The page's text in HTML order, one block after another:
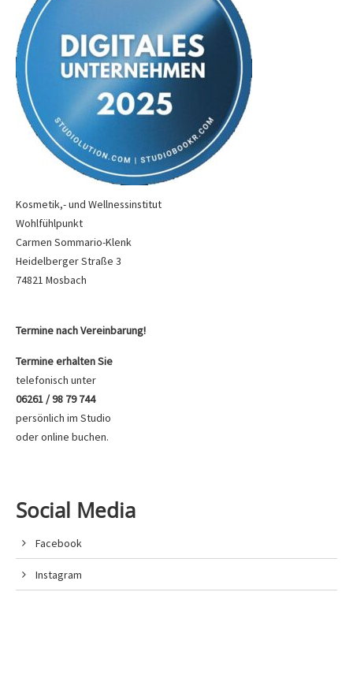
Kosmetik,- und Wellnessinstitut
Wohlfühlpunkt
Carmen Sommario-Klenk
Heidelberger Straße 3
74821 Mosbach
Termine nach Vereinbarung!
Termine erhalten Sie
telefonisch unter
06261 / 98 79 744
persönlich im Studio
oderonline buchen.
Social Media
Facebook
Instagram